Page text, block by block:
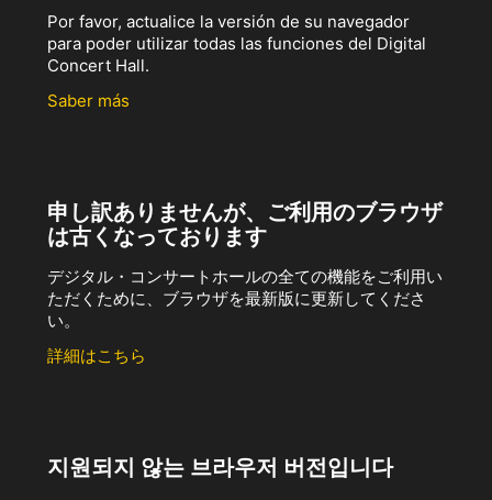
Por favor, actualice la versión de su navegador
para poder utilizar todas las funciones del Digital
Concert Hall.
Saber más
申し訳ありませんが、ご利用のブラウザ
は古くなっております
デジタル・コンサートホールの全ての機能をご利用い
ただくために、ブラウザを最新版に更新してくださ
い。
詳細はこちら
지원되지 않는 브라우저 버전입니다